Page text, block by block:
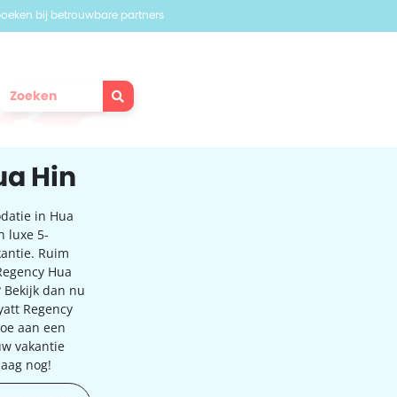
bij betrouwbare partners
Hin
in Hua
luxe 5-
Ruim
Hua
dan nu
Regency
aan een
vakantie
nog!